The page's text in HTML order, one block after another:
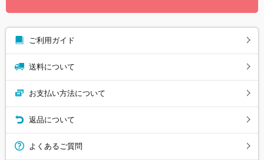
ご利用ガイド
送料について
お支払い方法について
返品について
よくあるご質問